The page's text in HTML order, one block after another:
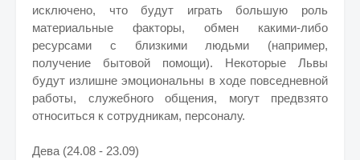
исключено, что будут играть большую роль
материальные факторы, обмен какими-либо
ресурсами с близкими людьми (например,
получение бытовой помощи). Некоторые Львы
будут излишне эмоциональны в ходе повседневной
работы, служебного общения, могут предвзято
относиться к сотрудникам, персоналу.
Дева (24.08 - 23.09)